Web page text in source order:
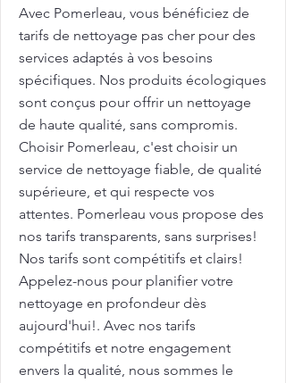
Avec Pomerleau, vous bénéficiez de
tarifs de nettoyage pas cher pour des
services adaptés à vos besoins
spécifiques. Nos produits écologiques
sont conçus pour offrir un nettoyage
de haute qualité, sans compromis.
Choisir Pomerleau, c'est choisir un
service de nettoyage fiable, de qualité
supérieure, et qui respecte vos
attentes. Pomerleau vous propose des
nos tarifs transparents, sans surprises!
Nos tarifs sont compétitifs et clairs!
Appelez-nous pour planifier votre
nettoyage en profondeur dès
aujourd'hui!. Avec nos tarifs
compétitifs et notre engagement
envers la qualité, nous sommes le